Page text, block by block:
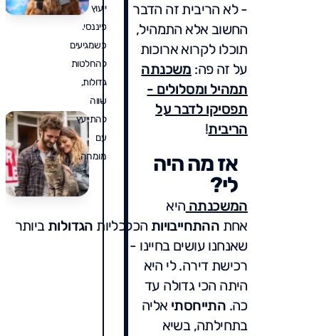
- לא הריבית זה הדבר
החשוב אלא התמהיל,
תוכלו לקרוא ארוכות
על זה פה: משכנתה
תמהיל ומסלולים -
תפסיקו לדבר על
הריבית!
אז מה היה
לי?
המשכנתה היא
אחת ההתחייבויות הכלכליות הגדולות ביותר
שאנחנו עושים בחיינו -
רכישת דירה. לי היא
היתה הכי גדולה עד
כה. התייחסתי אליה
בתחילתה, בשיא
ייעוץ
פיננסי.
כשמגיעים
להחלטות
גדולות,
שווה
להתייעץ
עם
מומחה.